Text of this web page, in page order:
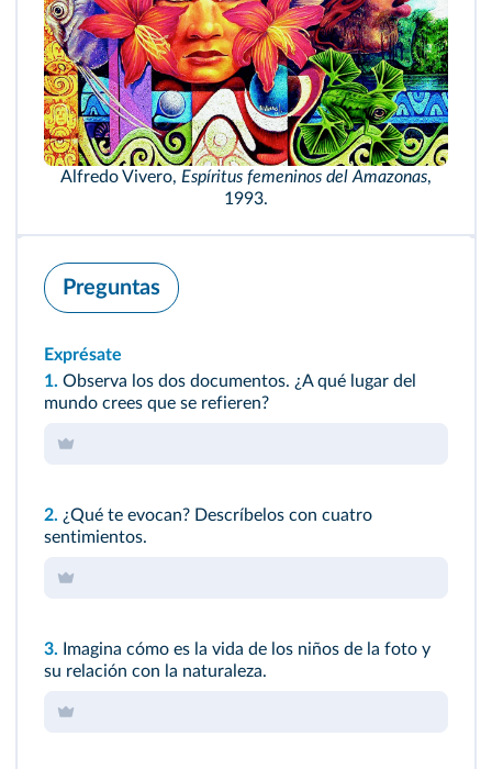
Alfredo Vivero, Espíritus femeninos del Amazonas,
1993.
Preguntas
Exprésate
1. Observa los dos documentos. ¿A qué lugar del
mundo crees que se refieren?
2. ¿Qué te evocan? Descríbelos con cuatro
sentimientos.
3. Imagina cómo es la vida de los niños de la foto y
su relación con la naturaleza.